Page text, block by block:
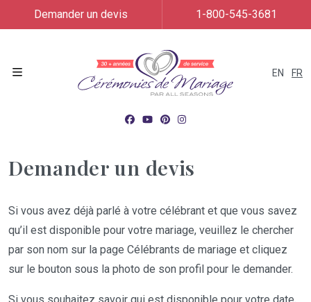
EN FR
Demander un devis 1-800-545-3681
Demander un devis
Si vous avez déjà parlé à votre célébrant et que vous savez
qu’il est disponible pour votre mariage, veuillez le chercher
par son nom sur la page Célébrants de mariage et cliquez
sur le bouton sous la photo de son profil pour le demander.